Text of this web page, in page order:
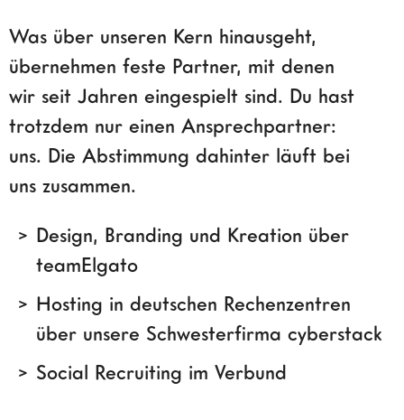
Was über unseren Kern hinausgeht,
übernehmen feste Partner, mit denen
wir seit Jahren eingespielt sind. Du hast
trotzdem nur einen Ansprechpartner:
uns. Die Abstimmung dahinter läuft bei
uns zusammen.
Design, Branding und Kreation über
teamElgato
Hosting in deutschen Rechenzentren
über unsere Schwesterfirma cyberstack
Social Recruiting im Verbund